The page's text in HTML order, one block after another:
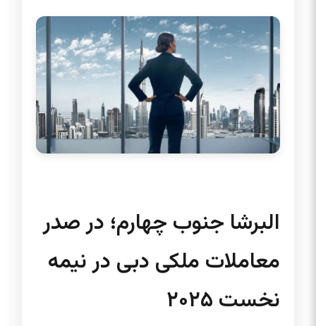
البرشا جنوب چهارم؛ در صدر
معاملات ملکی دبی در نیمه
نخست ۲۰۲۵